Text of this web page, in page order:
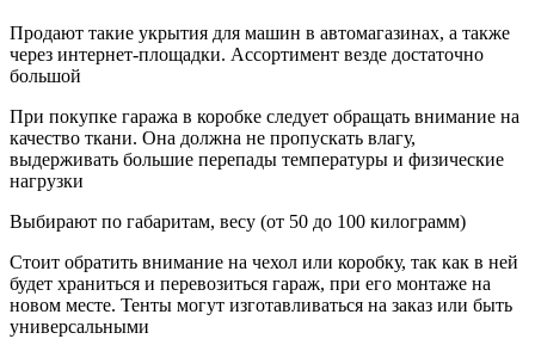
Продают такие укрытия для машин в автомагазинах, а также
через интернет-площадки. Ассортимент везде достаточно
большой
При покупке гаража в коробке следует обращать внимание на
качество ткани. Она должна не пропускать влагу,
выдерживать большие перепады температуры и физические
нагрузки
Выбирают по габаритам, весу (от 50 до 100 килограмм)
Стоит обратить внимание на чехол или коробку, так как в ней
будет храниться и перевозиться гараж, при его монтаже на
новом месте. Тенты могут изготавливаться на заказ или быть
универсальными